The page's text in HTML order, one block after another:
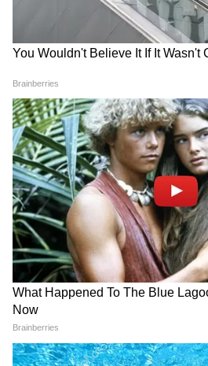
LATEST VIDEOS
अच्छा होता..' Modi ने युवाओं को दी
सीख
Rahul Gandhi ने E20 पर बनाया वीडियो
लेकिन कर दिया बड़ा भारी ब्लंडर!